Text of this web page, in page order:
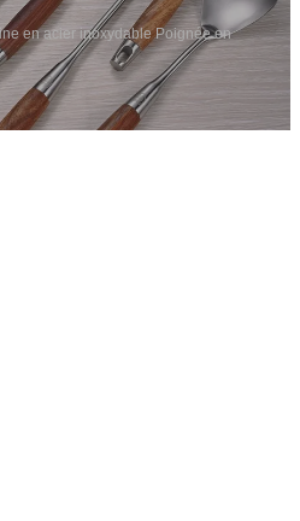
en acier inoxydable Poignée en